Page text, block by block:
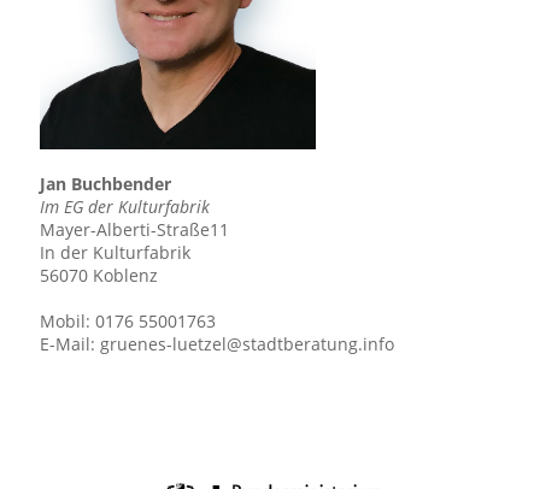
Jan Buchbender
Im EG der Kulturfabrik
Mayer-Alberti-Straße11
In der Kulturfabrik
56070 Koblenz
Mobil: 0176 55001763
E-Mail: gruenes-luetzel@stadtberatung.info